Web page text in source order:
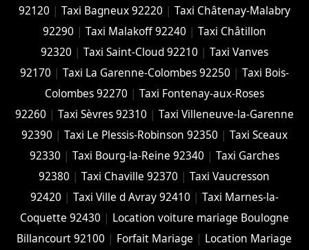
92120 | Taxi Bagneux 92220 | Taxi Châtenay-Malabry
92290 | Taxi Malakoff 92240 | Taxi Châtillon
92320 | Taxi Saint-Cloud 92210 | Taxi Vanves
92170 | Taxi La Garenne-Colombes 92250 | Taxi Bois-
Colombes 92270 | Taxi Fontenay-aux-Roses
92260 | Taxi Sèvres 92310 | Taxi Villeneuve-la-Garenne
92390 | Taxi Le Plessis-Robinson 92350 | Taxi Sceaux
92330 | Taxi Bourg-la-Reine 92340 | Taxi Garches
92380 |Taxi Chaville 92370 |Taxi Vaucresson
92420 | Taxi Ville d Avray 92410 | Taxi Marnes-la-
Coquette 92430 | Location voiture mariage Boulogne
Billancourt 92100 | Forfait Mariage | Location Mariage